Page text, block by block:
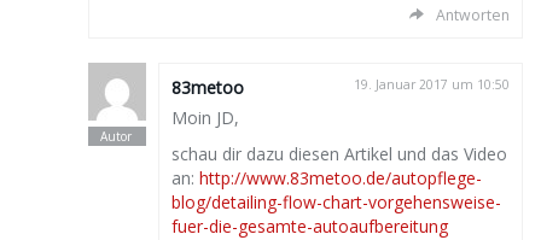
Antworten
83metoo 19. Januar 2017 um 10:50
Moin JD,
schau dir dazu diesen Artikel und das Video
an: http://www.83metoo.de/autopflege-
blog/detailing-flow-chart-vorgehensweise-
fuer-die-gesamte-autoaufbereitung